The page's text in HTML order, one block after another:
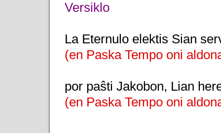
Versiklo
La Eternulo elektis Sian
(en Paska Tempo oni
por paŝti Jakobon, Lian
(en Paska Tempo oni